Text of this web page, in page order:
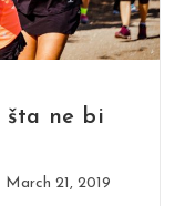
ne bi
March 21, 2019